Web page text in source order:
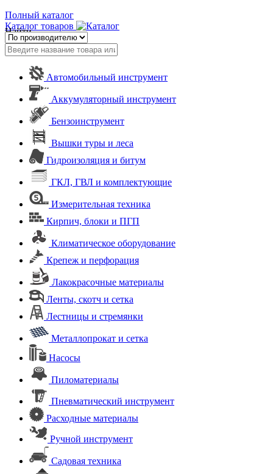
Полный каталог
Каталог товаров
Найти
Автомобильный инструмент
Аккумуляторный инструмент
Бензоинструмент
Вышки туры и леса
Гидроизоляция и битум
ГКЛ, ГВЛ и комплектующие
Измерительная техника
Кирпич, блоки и ПГП
Климатическое оборудование
Крепеж и перфорация
Лакокрасочные материалы
Ленты, скотч и сетка
Лестницы и стремянки
Металлопрокат и сетка
Насосы
Пиломатериалы
Пневматический инструмент
Расходные материалы
Ручной инструмент
Садовая техника